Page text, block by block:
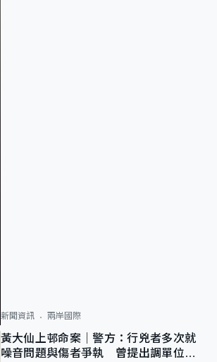
新聞資訊 兩岸國際
黃大仙上邨命案｜警方：行兇者多次就
噪音問題與傷者爭執 曾提出調單位已